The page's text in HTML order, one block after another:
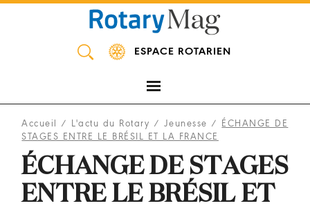
ESPACE ROTARIEN
Accueil / L'actu du Rotary / Jeunesse / ÉCHANGE DE
STAGES ENTRE LE BRÉSIL ET LA FRANCE
ÉCHANGE DE STAGES
ENTRE LE BRÉSIL ET
Panneau de gestion des cookies